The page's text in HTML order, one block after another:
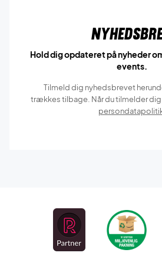
Hold dig opdateret på nyheder
events.
Tilmeld dig nyhedsbrevet
trækkes tilbage. Når du tilmelder